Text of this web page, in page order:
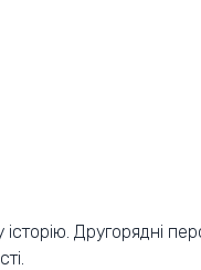
Другорядні